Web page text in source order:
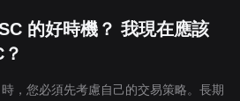
的好時機？ 我現在應該
，您必須先考慮自己的交易策略。長期